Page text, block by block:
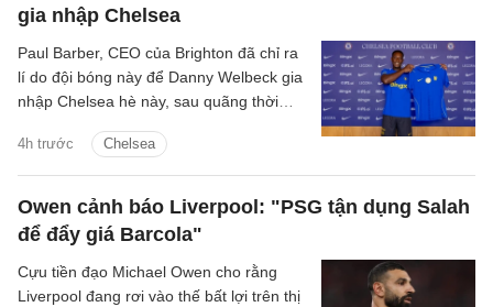
gia nhập Chelsea
4h trước Chelsea
Paul Barber, CEO của Brighton đã chỉ ra
lí do đội bóng này để Danny Welbeck gia
nhập Chelsea hè này, sau quãng thời
Owen cảnh báo Liverpool: "PSG tận dụng Salah
để đẩy giá Barcola"
Cựu tiền đạo Michael Owen cho rằng
Liverpool đang rơi vào thế bất lợi trên thị